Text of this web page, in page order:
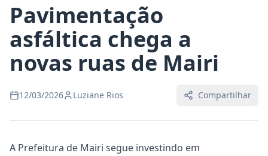
Pavimentação
asfáltica chega a
novas ruas de Mairi
12/03/2026 Luziane Rios Compartilhar
A Prefeitura de Mairi segue investindo em